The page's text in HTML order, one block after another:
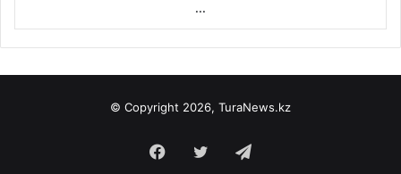
...
© Copyright 2026, TuraNews.kz
Facebook
Twitter